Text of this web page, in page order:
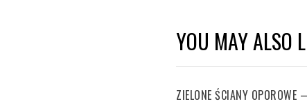
YOU MAY ALSO
ZIELONE ŚCIANY